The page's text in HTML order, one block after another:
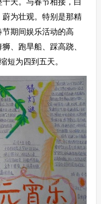
天。与春节相接，白
为壮观。特别是那精
期间娱乐活动的高
、跑旱船、踩高跷、
短为四到五天。